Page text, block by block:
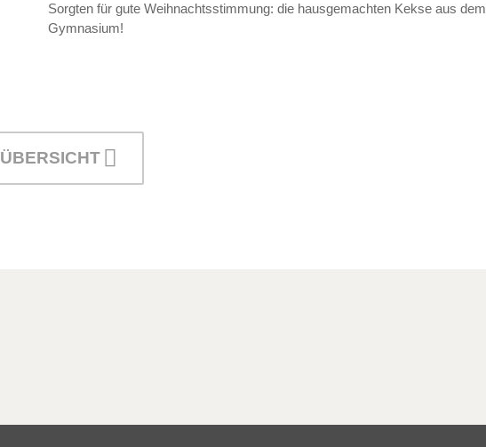
Sorgten für gute Weihnachtsstimmung: die hausgemachten Kekse aus dem
Gymnasium!
ÜBERSICHT